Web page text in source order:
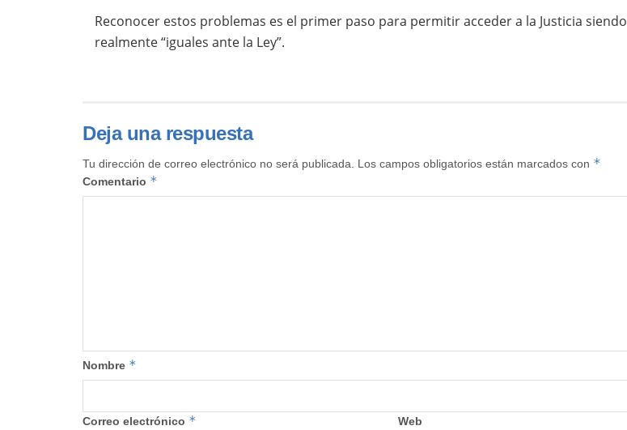
Reconocer estos problemas es el primer paso para permitir acceder a la Justicia siendo
realmente “iguales ante la Ley”.
Deja una respuesta
Tu dirección de correo electrónico no será publicada. Los campos obligatorios están marcados con *
Comentario *
Nombre *
Correo electrónico * Web